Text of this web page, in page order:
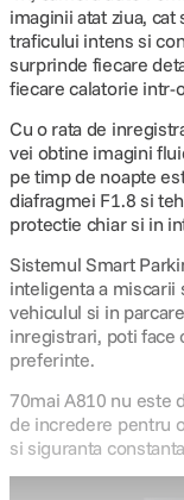
imaginii atat ziua,
traficului intens si
surprinde fiecare
fiecare calatorie intr-
Cu o rata de
vei obtine imagini
pe timp de noapte
diafragmei F1.8 si
protectie chiar si in
Sistemul Smart
inteligenta a miscarii
vehiculul si in
inregistrari, poti face
preferinte.
70mai A810 nu este
de incredere pentru
si siguranta